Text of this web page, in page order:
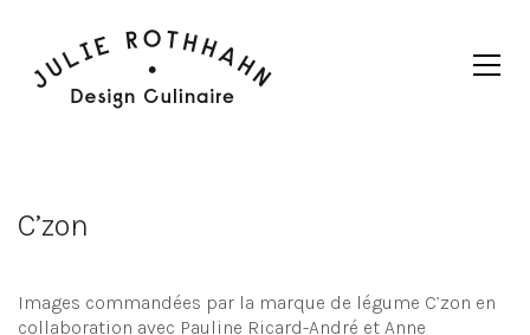
C’zon
Images commandées par la marque de légume C’zon en
collaboration avec Pauline Ricard-André et Anne